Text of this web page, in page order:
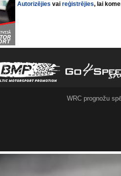
Autorizējies vaireģistrējies, lai
WRC prognožu